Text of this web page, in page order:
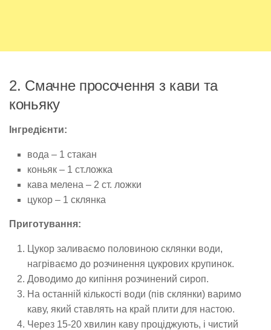
2. Смачне просочення з кави та
коньяку
Інгредієнти:
вода – 1 стакан
коньяк – 1 cт.ложка
кава мелена – 2 ст. ложки
цукор – 1 склянка
Приготування:
Цукор заливаємо половиною склянки води,
нагріваємо до розчинення цукрових крупинок.
Доводимо до кипіння розчинений сироп.
На останній кількості води (пів склянки) варимо
каву, який ставлять на край плити для настою.
Через 15-20 хвилин каву проціджують, і чистий